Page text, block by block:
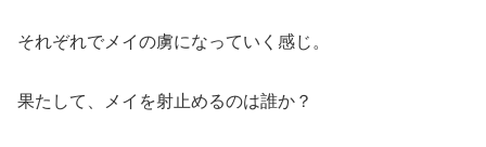
それぞれでメイの虜になっていく感じ。
果たして、メイを射止めるのは誰か？